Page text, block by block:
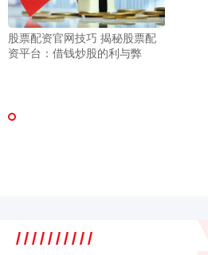
股票配资官网技巧 揭秘股票配
资平台：借钱炒股的利与弊